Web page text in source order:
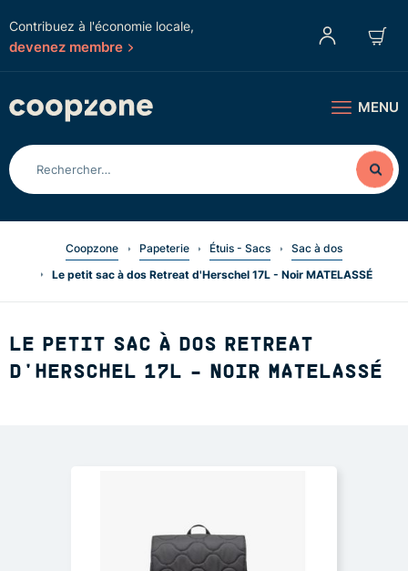
Contribuez à l'économie locale,
devenez membre
MENU
Coopzone Papeterie Étuis - Sacs
Sac à dos
Le petit sac à dos Retreat d'Herschel 17L - Noir MATELASSÉ
LE PETIT SAC À DOS RETREAT
D'HERSCHEL 17L - NOIR MATELASSÉ